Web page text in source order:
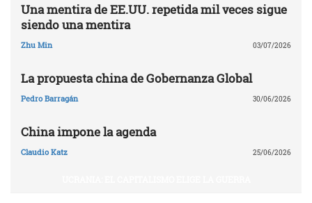
Una mentira de EE.UU. repetida mil veces sigue
siendo una mentira
Zhu Min 03/07/2026
La propuesta china de Gobernanza Global
Pedro Barragán 30/06/2026
China impone la agenda
Claudio Katz 25/06/2026